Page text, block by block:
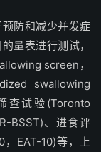
防和减少并发症
量表进行测试，
screen，
swallowing
查试验(Toronto
BSST)、进食评
EAT-10)等，上